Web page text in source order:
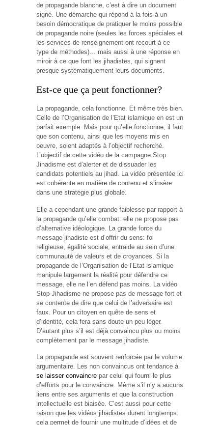
de propagande blanche, c’est à dire un document
signé. Une démarche qui répond à la fois à un
besoin démocratique de pratiquer le moins possible
de propagande noire (seules les forces spéciales et
les services de renseignement ont recourt à ce
type de méthodes)… mais aussi à une réponse en
miroir à ce que font les jihadistes, qui signent
presque systématiquement leurs documents.
Est-ce que ça peut fonctionner?
La propagande, cela fonctionne. Et même très bien.
Celle de l’Organisation de l’Etat islamique en est un
parfait exemple. Mais pour qu’elle fonctionne, il faut
que son contenu, ainsi que les moyens mis en
oeuvre, soient adaptés à l’objectif recherché.
L’objectif de cette vidéo de la campagne Stop
Jihadisme est d’alerter et de dissuader les
candidats potentiels au jihad. La vidéo présentée ici
est cohérente en matière de contenu et s’insère
dans une stratégie plus globale.
Elle a cependant une grande faiblesse par rapport à
la propagande qu’elle combat: elle ne propose pas
d’alternative idéologique. La grande force du
message jihadiste est d’offrir du sens: foi
religieuse, égalité sociale, entraide au sein d’une
communauté de valeurs et de croyances. Si la
propagande de l’Organisation de l’Etat islamique
manipule largement la réalité pour défendre ce
message, elle ne l’en défend pas moins. La vidéo
Stop Jihadisme ne propose pas de message fort et
se contente de dire que celui de l’adversaire est
faux. Pour un citoyen en quête de sens et
d’identité, cela fera sans doute un peu léger.
D’autant plus s’il est déjà convaincu plus ou moins
complètement par le message jihadiste.
La propagande est souvent renforcée par le volume
argumentaire. Les non convaincus ont tendance à
se laisser convaincre par celui qui fourni le plus
d’efforts pour le convaincre. Même s’il n’y a aucuns
liens entre ses arguments et que la construction
intellectuelle est biaisée. C’est aussi pour cette
raison que les vidéos jihadistes durent longtemps:
cela permet de fournir une multitude d’idées et de